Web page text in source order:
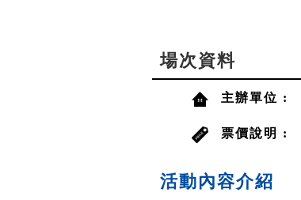
場次資料
主辦單位 :
票價說明 :
活動內容介紹